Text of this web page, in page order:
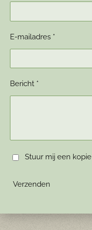
E-mailadres *
Bericht *
Stuur mij een kopie
Verzenden